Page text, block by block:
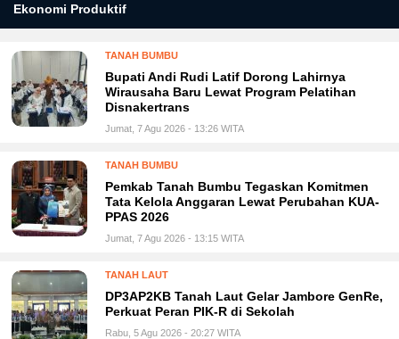
Ekonomi Produktif
TANAH BUMBU
Bupati Andi Rudi Latif Dorong Lahirnya
Wirausaha Baru Lewat Program Pelatihan
Disnakertrans
Jumat, 7 Agu 2026 - 13:26 WITA
TANAH BUMBU
Pemkab Tanah Bumbu Tegaskan Komitmen
Tata Kelola Anggaran Lewat Perubahan KUA-
PPAS 2026
Jumat, 7 Agu 2026 - 13:15 WITA
TANAH LAUT
DP3AP2KB Tanah Laut Gelar Jambore GenRe,
Perkuat Peran PIK-R di Sekolah
Rabu, 5 Agu 2026 - 20:27 WITA